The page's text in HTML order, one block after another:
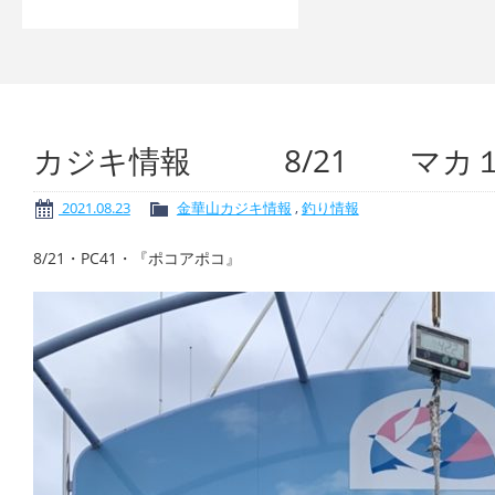
カジキ情報 8/21 マカ
2021.08.23 金華山カジキ情報 ,釣り情報
8/21・PC41・『ポコアポコ』